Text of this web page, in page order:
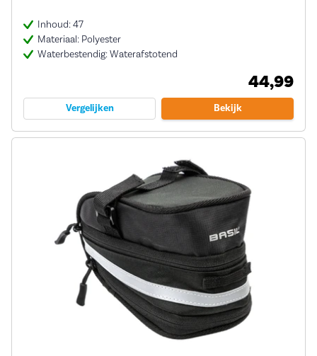
Inhoud: 47
Materiaal: Polyester
Waterbestendig: Waterafstotend
44,99
Vergelijken Bekijk